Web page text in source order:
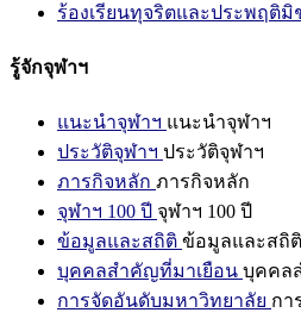
ร้องเรียนทุจริตและประพฤติมิ
รู้จักจุฬาฯ
แนะนำจุฬาฯ แนะนำจุฬาฯ
ประวัติจุฬาฯ ประวัติจุฬาฯ
ภารกิจหลัก ภารกิจหลัก
จุฬาฯ 100 ปี จุฬาฯ 100 ปี
ข้อมูลและสถิติ ข้อมูลและสถิติ
บุคคลสำคัญที่มาเยือน บุคคล
การจัดอันดับมหาวิทยาลัย กา